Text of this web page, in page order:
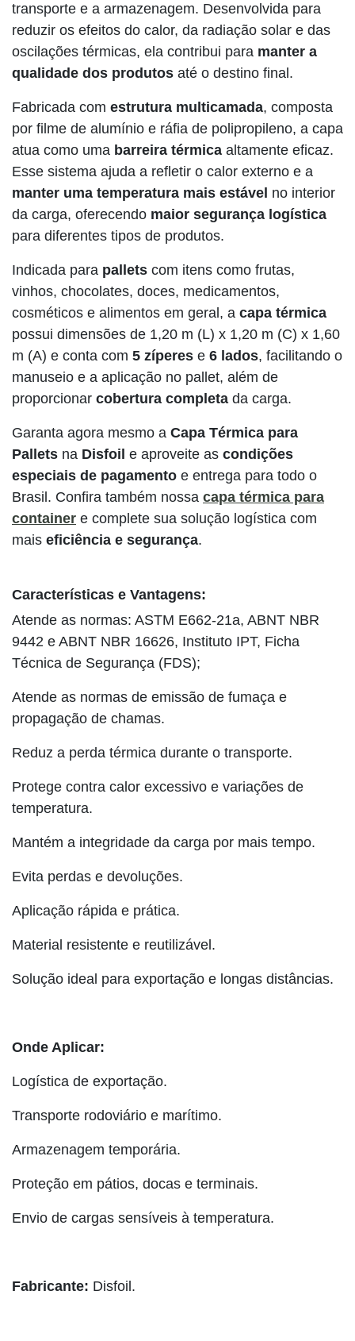
transporte e a armazenagem. Desenvolvida para
reduzir os efeitos do calor, da radiação solar e das
oscilações térmicas, ela contribui para manter a
qualidade dos produtos até o destino final.
Fabricada com estrutura multicamada, composta
por filme de alumínio e ráfia de polipropileno, a capa
atua como uma barreira térmica altamente eficaz.
Esse sistema ajuda a refletir o calor externo e a
manter uma temperatura mais estável no interior
da carga, oferecendo maior segurança logística
para diferentes tipos de produtos.
Indicada para pallets com itens como frutas,
vinhos, chocolates, doces, medicamentos,
cosméticos e alimentos em geral, a capa térmica
possui dimensões de 1,20 m (L) x 1,20 m (C) x 1,60
m (A) e conta com 5 zíperes e 6 lados, facilitando o
manuseio e a aplicação no pallet, além de
proporcionar cobertura completa da carga.
Garanta agora mesmo a Capa Térmica para
Pallets na Disfoil e aproveite as condições
especiais de pagamento e entrega para todo o
Brasil. Confira também nossa capa térmica para
container e complete sua solução logística com
mais eficiência e segurança.
Características e Vantagens:
Atende as normas: ASTM E662-21a, ABNT NBR
9442 e ABNT NBR 16626, Instituto IPT, Ficha
Técnica de Segurança (FDS);
Atende as normas de emissão de fumaça e
propagação de chamas.
Reduz a perda térmica durante o transporte.
Protege contra calor excessivo e variações de
temperatura.
Mantém a integridade da carga por mais tempo.
Evita perdas e devoluções.
Aplicação rápida e prática.
Material resistente e reutilizável.
Solução ideal para exportação e longas distâncias.
Onde Aplicar:
Logística de exportação.
Transporte rodoviário e marítimo.
Armazenagem temporária.
Proteção em pátios, docas e terminais.
Envio de cargas sensíveis à temperatura.
Fabricante: Disfoil.